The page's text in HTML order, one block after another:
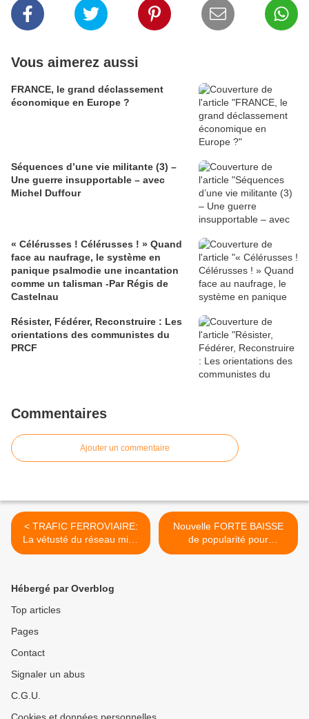
Vous aimerez aussi
FRANCE, le grand déclassement
économique en Europe ?
Séquences d’une vie militante (3) –
Une guerre insupportable – avec
Michel Duffour
« Célérusses ! Célérusses ! » Quand
face au naufrage, le système en
panique psalmodie une incantation
comme un talisman -Par Régis de
Castelnau
Résister, Fédérer, Reconstruire : Les
orientations des communistes du
PRCF
Commentaires
Ajouter un commentaire
< TRAFIC FERROVIAIRE:
La vétusté du réseau mise
en cause
Nouvelle FORTE BAISSE
de popularité pour
MACRON : -7 % soit 36 %
Hébergé par Overblog
Top articles
Pages
Contact
Signaler un abus
C.G.U.